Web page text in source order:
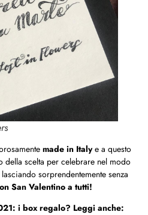
made in Italye a questo
della scelta per celebrare nel modo
sorprendentemente senza
San Valentino a tutti!
i box regalo? Leggi anche: